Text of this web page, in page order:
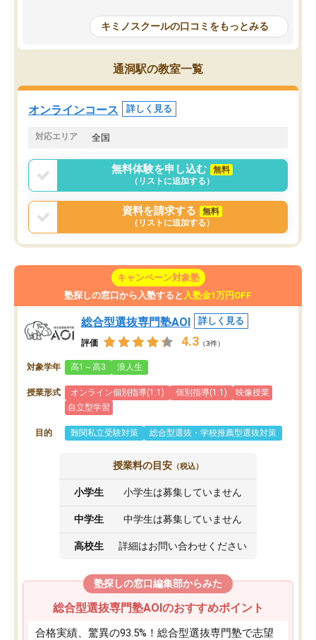
はなくなりました。
講師の方との距離も近く、親身なコー
チングのおかげで、停滞期もモチベー
ションを維持できました。「やらされ
る勉強」から「目標のための勉強」へ
意識が変わったことが、目標校への合
の仕方をコーチングして
ルなので、家での学習習
身につきました。結果と
た。自分から学ぶ姿勢を
キミノスクールの口コミをもっとみる
通洞駅の教室一覧
オンラインコース 詳しく見る
対応エリア 全国
無料体験を申し込む
無料
（リストに追加する）
資料を請求する
無料
（リストに追加する）
キャンペーン対象塾
塾探しの窓口から入塾すると 入塾金1万円OFF
総合型選抜専門塾AOI 詳しく見る
評価 4.3 （3件）
対象学年 高1～高3 浪人生
授業形式 オンライン個別指導(1:1) 個別指導(1:1)
映像授業
自立型学習
目的 難関私立受験対策 総合型選抜・学校推薦型選抜対策
授業料の目安 （税込）
小学生 小学生は募集していません
中学生 中学生は募集していません
高校生 詳細はお問い合わせください
塾探しの窓口編集部からみた
総合型選抜専門塾AOIのおすすめポイント
合格実績、驚異の93.5%！総合型選抜専門塾で志望